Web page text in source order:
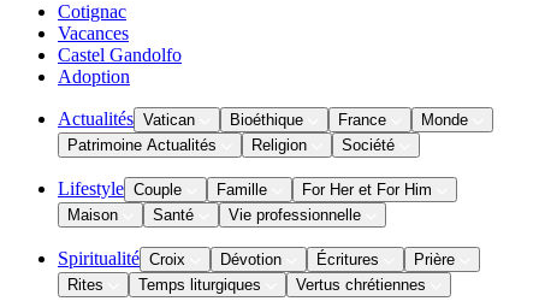
Cotignac
Vacances
Castel Gandolfo
Adoption
Actualités Vatican Bioéthique France
Monde
Patrimoine Actualités
Religion Société
Lifestyle Couple Famille
For Her et For Him
Maison
Santé Vie professionnelle
Spiritualité Croix Dévotion Écritures
Prière
Rites
Temps liturgiques Vertus chrétiennes